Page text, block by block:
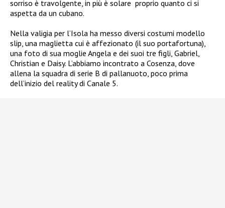
sorriso è travolgente, in più è solare proprio quanto ci si
aspetta da un cubano.
Nella valigia per l’Isola ha messo diversi costumi modello
slip, una maglietta cui è affezionato (il suo portafortuna),
una foto di sua moglie Angela e dei suoi tre figli, Gabriel,
Christian e Daisy. L’abbiamo incontrato a Cosenza, dove
allena la squadra di serie B di pallanuoto, poco prima
dell’inizio del reality di Canale 5.